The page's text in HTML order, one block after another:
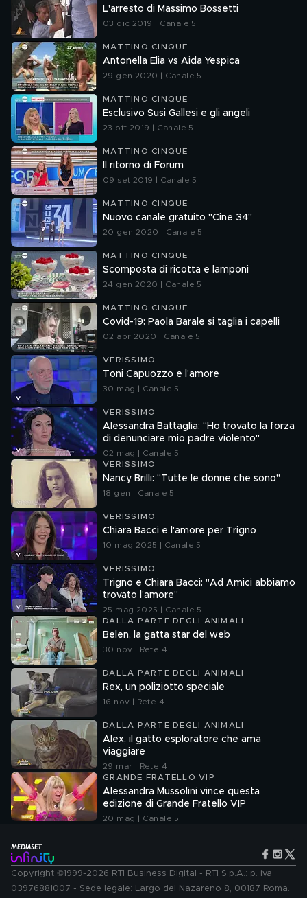
L'arresto di Massimo Bossetti
03 dic 2019 | Canale 5
MATTINO CINQUE
Antonella Elia vs Aida Yespica
29 gen 2020 | Canale 5
MATTINO CINQUE
Esclusivo Susi Gallesi e gli angeli
23 ott 2019 | Canale 5
MATTINO CINQUE
Il ritorno di Forum
09 set 2019 | Canale 5
MATTINO CINQUE
Nuovo canale gratuito "Cine 34"
20 gen 2020 | Canale 5
MATTINO CINQUE
Scomposta di ricotta e lamponi
24 gen 2020 | Canale 5
MATTINO CINQUE
Covid-19: Paola Barale si taglia i capelli
02 apr 2020 | Canale 5
VERISSIMO
Toni Capuozzo e l'amore
30 mag | Canale 5
VERISSIMO
Alessandra Battaglia: "Ho trovato la forza
di denunciare mio padre violento"
02 mag | Canale 5
VERISSIMO
Nancy Brilli: "Tutte le donne che sono"
18 gen | Canale 5
VERISSIMO
Chiara Bacci e l'amore per Trigno
10 mag 2025 | Canale 5
VERISSIMO
Trigno e Chiara Bacci: "Ad Amici abbiamo
trovato l'amore"
25 mag 2025 | Canale 5
DALLA PARTE DEGLI ANIMALI
Belen, la gatta star del web
30 nov | Rete 4
DALLA PARTE DEGLI ANIMALI
Rex, un poliziotto speciale
16 nov | Rete 4
DALLA PARTE DEGLI ANIMALI
Alex, il gatto esploratore che ama
viaggiare
29 mar | Rete 4
GRANDE FRATELLO VIP
Alessandra Mussolini vince questa
edizione di Grande Fratello VIP
20 mag | Canale 5
Copyright ©1999-2026 RTI Business Digital - RTI S.p.A.: p. iva
03976881007 - Sede legale: Largo del Nazareno 8, 00187 Roma.